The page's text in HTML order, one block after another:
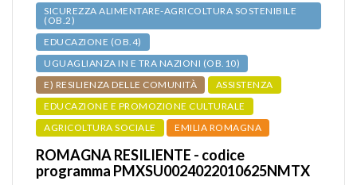
SICUREZZA ALIMENTARE-AGRICOLTURA SOSTENIBILE
(OB.2)
EDUCAZIONE (OB.4)
UGUAGLIANZA IN E TRA NAZIONI (OB.10)
E) RESILIENZA DELLE COMUNITÀ
ASSISTENZA
EDUCAZIONE E PROMOZIONE CULTURALE
AGRICOLTURA SOCIALE
EMILIA ROMAGNA
ROMAGNA RESILIENTE - codice
programma PMXSU0024022010625NMTX